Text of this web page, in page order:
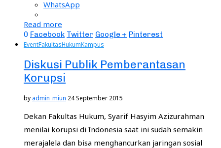
WhatsApp
Read more
0 Facebook Twitter Google + Pinterest
EventFakultasHukumKampus
Diskusi Publik Pemberantasan
Korupsi
by admin_miun 24 September 2015
Dekan Fakultas Hukum, Syarif Hasyim Azizurahman
menilai korupsi di Indonesia saat ini sudah semakin
merajalela dan bisa menghancurkan jaringan sosial